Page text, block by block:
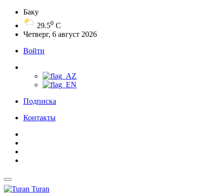
Баку
29.50 C
Четверг, 6 август 2026
Войти
Подписка
Контакты
Turan